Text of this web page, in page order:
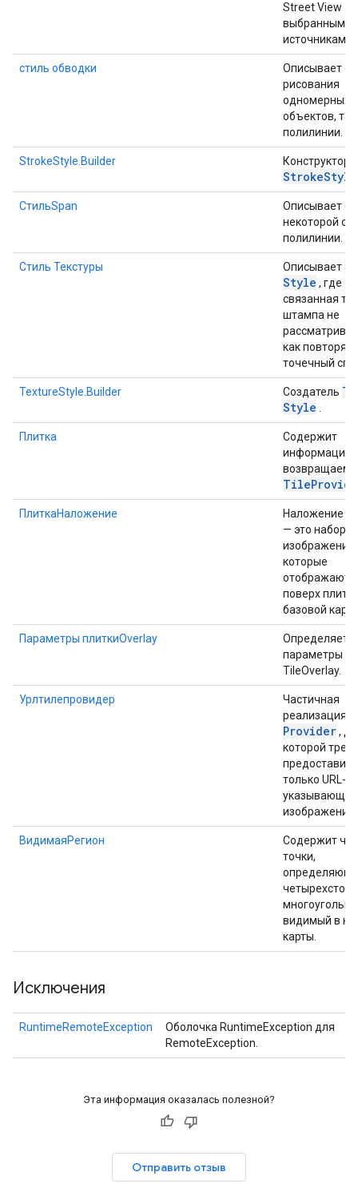
Street View
выбранными
источниками.
стиль обводки
Описывает
рисования
одномерных
объектов,
полилинии.
StrokeStyle.Builder Конструктор
StrokeStyle
СтильSpan
Описывает
некоторой
полилинии.
Стиль Текстуры Описывает
Style , где
связанная
штампа не
как
точечный
TextureStyle.Builder Создатель
Style
Плитка
Содержит
информацию
Tile
ПлиткаНаложение
Наложение
— это набор
изображений,
которые
поверх
базовой
Параметры плиткиOverlay
Определяет
параметры
TileOverlay.
Урлтилепровидер
Частичная
реализация
Provider,
которой
предоставить
только URL-
изображение.
ВидимаяРегион
Содержит
точки,
видимый в
карты.
Исключения
RuntimeRemoteException
Оболочка RuntimeException для
RemoteException.
Эта информация оказалась полезной?
Отправить отзыв